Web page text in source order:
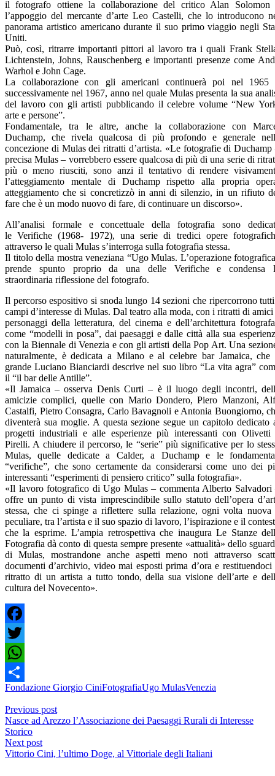
il fotografo ottiene la collaborazione del critico Alan Solomon
l’appoggio del mercante d’arte Leo Castelli, che lo introducono
panorama artistico americano durante il suo primo viaggio negli
Uniti.
Può, così, ritrarre importanti pittori al lavoro tra i quali Frank
Lichtenstein, Johns, Rauschenberg e importanti presenze come
Warhol e John Cage.
La collaborazione con gli americani continuerà poi nel 1965
successivamente nel 1967, anno nel quale Mulas presenta la sua
del lavoro con gli artisti pubblicando il celebre volume “New
arte e persone”.
Fondamentale, tra le altre, anche la collaborazione con
Duchamp, che rivela qualcosa di più profondo e generale
concezione di Mulas dei ritratti d’artista. «Le fotografie di Duchamp
precisa Mulas – vorrebbero essere qualcosa di più di una serie di
più o meno riusciti, sono anzi il tentativo di rendere
l’atteggiamento mentale di Duchamp rispetto alla propria
atteggiamento che si concretizzò in anni di silenzio, in un rifiuto
fare che è un modo nuovo di fare, di continuare un discorso».
All’analisi formale e concettuale della fotografia sono
le Verifiche (1968- 1972), una serie di tredici opere
attraverso le quali Mulas s’interroga sulla fotografia stessa.
Il titolo della mostra veneziana “Ugo Mulas. L’operazione
prende spunto proprio da una delle Verifiche e condensa
straordinaria riflessione del fotografo.
Il percorso espositivo si snoda lungo 14 sezioni che ripercorrono
campi d’interesse di Mulas. Dal teatro alla moda, con i ritratti di amici
personaggi della letteratura, del cinema e dell’architettura
come “modelli in posa”, dai paesaggi e dalle città alla sua
con la Biennale di Venezia e con gli artisti della Pop Art. Una
naturalmente, è dedicata a Milano e al celebre bar Jamaica, che
grande Luciano Bianciardi descrive nel suo libro “La vita agra”
il “il bar delle Antille”.
«Il Jamaica – osserva Denis Curti – è il luogo degli incontri,
amicizie complici, quelle con Mario Dondero, Piero Manzoni,
Castalfi, Pietro Consagra, Carlo Bavagnoli e Antonia Buongiorno,
diventerà sua moglie. A questa sezione segue un capitolo dedicato
progetti industriali e alle esperienze più interessanti con Olivetti
Pirelli. A chiudere il percorso, le “serie” più significative per lo
Mulas, quelle dedicate a Calder, a Duchamp e le
“verifiche”, che sono certamente da considerarsi come uno dei
interessanti “esperimenti di pensiero critico” sulla fotografia».
«Il lavoro fotografico di Ugo Mulas – commenta Alberto Salvadori
offre un punto di vista imprescindibile sullo statuto dell’opera
stessa, che ci spinge a riflettere sulla relazione, ogni volta nuova
peculiare, tra l’artista e il suo spazio di lavoro, l’ispirazione e il
che la esprime. L’ampia retrospettiva che inaugura Le Stanze
Fotografia dà conto di questa sempre presente «attualità» dello
di Mulas, mostrandone anche aspetti meno noti attraverso
documenti d’archivio, video mai esposti prima d’ora e
ritratto di un artista a tutto tondo, della sua visione dell’arte e
cultura del Novecento».
Facebook
Twitter
WhatsApp
Condividi
Fondazione Giorgio CiniFotografiaUgo MulasVenezia
Previous post
Nasce ad Arezzo l’Associazione dei Paesaggi Rurali di Interesse
Storico
Next post
Vittorio Cini, l’ultimo Doge, al Vittoriale degli Italiani